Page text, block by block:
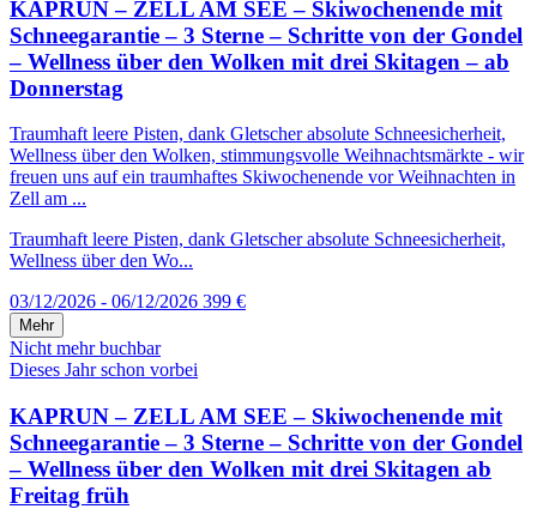
KAPRUN – ZELL AM SEE – Skiwochenende mit
Schneegarantie – 3 Sterne – Schritte von der Gondel
– Wellness über den Wolken mit drei Skitagen – ab
Donnerstag
Traumhaft leere Pisten, dank Gletscher absolute Schneesicherheit,
Wellness über den Wolken, stimmungsvolle Weihnachtsmärkte - wir
freuen uns auf ein traumhaftes Skiwochenende vor Weihnachten in
Zell am ...
Traumhaft leere Pisten, dank Gletscher absolute Schneesicherheit,
Wellness über den Wo...
03/12/2026 - 06/12/2026 399 €
Mehr
Nicht mehr buchbar
Dieses Jahr schon vorbei
KAPRUN – ZELL AM SEE – Skiwochenende mit
Schneegarantie – 3 Sterne – Schritte von der Gondel
– Wellness über den Wolken mit drei Skitagen ab
Freitag früh